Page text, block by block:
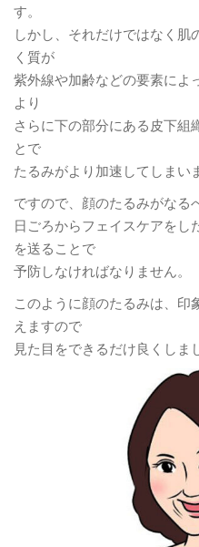
す。
しかし、それだけではなく
く質が
紫外線や加齢などの要素によ
より
さらに下の部分にある皮下組
とで
たるみがより加速してしまい
ですので、顔のたるみがなる
日ごろからフェイスケアを
を送ることで
予防しなければなりません。
このように顔のたるみは、印
えますので
見た目をできるだけ良くしま